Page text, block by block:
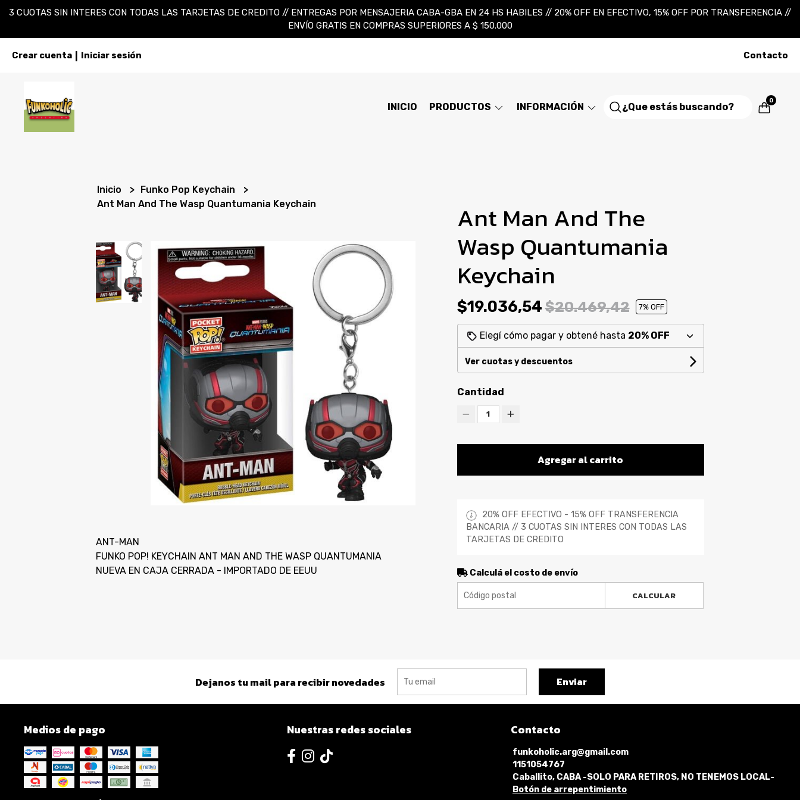
3 CUOTAS SIN INTERES CON TODAS LAS TARJETAS DE CREDITO // ENTREGAS POR MENSAJERIA CABA-GBA EN 24 HS HABILES // 20% OFF EN EFECTIVO, 15% OFF POR TRANSFERENCIA //
ENVÍO GRATIS EN COMPRAS SUPERIORES A $ 150.000
Crear cuenta Iniciar sesión Contacto
INICIO PRODUCTOS INFORMACIÓN
0
Inicio
Funko Pop Keychain
Ant Man And The Wasp Quantumania Keychain
ANT-MAN
FUNKO POP! KEYCHAIN ANT MAN AND THE WASP QUANTUMANIA
NUEVA EN CAJA CERRADA - IMPORTADO DE EEUU
Ant Man And The
Wasp Quantumania
Keychain
$19.036,54$20.469,42 7% OFF
Elegí cómo pagar y obtené hasta 20% OFF
Ver cuotas y descuentos
Cantidad
1
Agregar al carrito
20% OFF EFECTIVO - 15% OFF TRANSFERENCIA
BANCARIA // 3 CUOTAS SIN INTERES CON TODAS LAS
TARJETAS DE CREDITO
Calculá el costo de envío
CALCULAR
Dejanos tu mail para recibir novedades Enviar
Medios de pago Nuestras redes sociales Contacto
funkoholic.arg@gmail.com
1151054767
Caballito, CABA -SOLO PARA RETIROS, NO TENEMOS LOCAL-
Botón de arrepentimiento